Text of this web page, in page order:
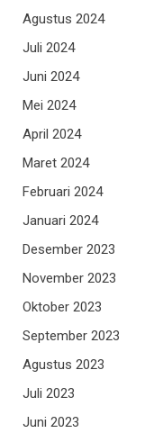
Agustus 2024
Juli 2024
Juni 2024
Mei 2024
April 2024
Maret 2024
Februari 2024
Januari 2024
Desember 2023
November 2023
Oktober 2023
September 2023
Agustus 2023
Juli 2023
Juni 2023